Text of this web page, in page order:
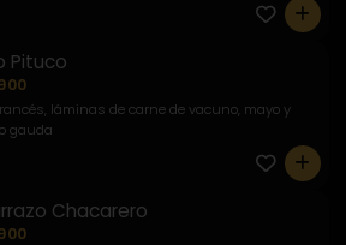
0
Pituco
láminas de carne de vacuno, mayo y
gauda
0
Chacarero